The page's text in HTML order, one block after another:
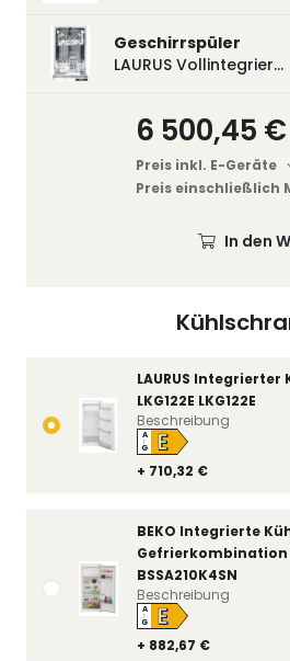
LAURUS
LKG122E LKG122E
+ 710,32 €
A
↑
G E
Beschreibung
BEKO Integrierte
Gefrierkombination
BSSA210K4SN
+ 882,67 €
A
↑
G E
Beschreibung
Geschirrspüler
LAURUS Vollintegrierter Geschirrspüler LSV45-3, 450 mm breit, 3 Programme LSV45-3
6 500,45 €
Preis inkl. E-Geräte
Preis einschließlich
In den